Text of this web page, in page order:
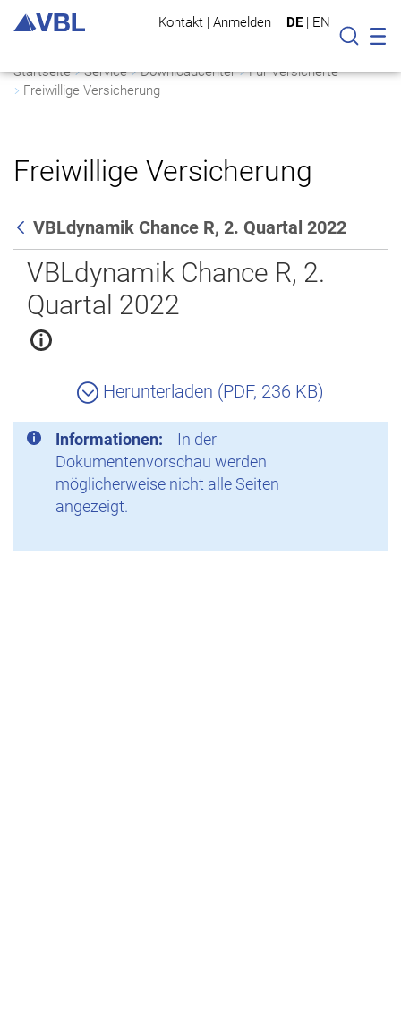
Kontakt | Anmelden DE | EN
Suche
Startseite Service Downloadcenter
Für Versicherte
Freiwillige Versicherung
Freiwillige Versicherung
Zurück
VBLdynamik Chance R, 2. Quartal 2022
VBLdynamik Chance R, 2.
Quartal 2022
Herunterladen (PDF, 236 KB)
Informationen:
In der
Dokumentenvorschau werden
möglicherweise nicht alle Seiten
angezeigt.